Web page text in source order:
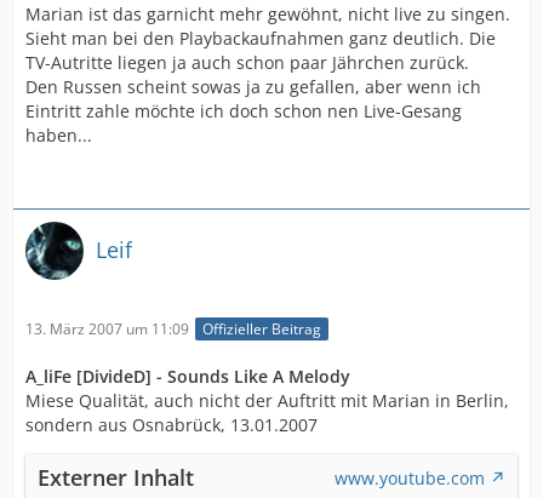
Marian ist das garnicht mehr gewöhnt, nicht live zu singen.
Sieht man bei den Playbackaufnahmen ganz deutlich. Die
TV-Autritte liegen ja auch schon paar Jährchen zurück.
Den Russen scheint sowas ja zu gefallen, aber wenn ich
Eintritt zahle möchte ich doch schon nen Live-Gesang
haben...
Leif
13. März 2007 um 11:09 Offizieller Beitrag
A_liFe [DivideD] - Sounds Like A Melody
Miese Qualität, auch nicht der Auftritt mit Marian in Berlin,
sondern aus Osnabrück, 13.01.2007
Externer Inhalt
www.youtube.com